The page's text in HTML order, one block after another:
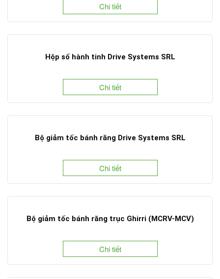
Chi tiết
Hộp số hành tinh Drive Systems SRL
Chi tiết
Bộ giảm tốc bánh răng Drive Systems SRL
Chi tiết
Bộ giảm tốc bánh răng trục Ghirri (MCRV-MCV)
Chi tiết